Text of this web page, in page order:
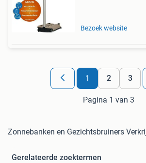
Bezoek website
1 2 3
Pagina 1 van 3
Zonnebanken en Gezichtsbruiners
Gerelateerde zoektermen